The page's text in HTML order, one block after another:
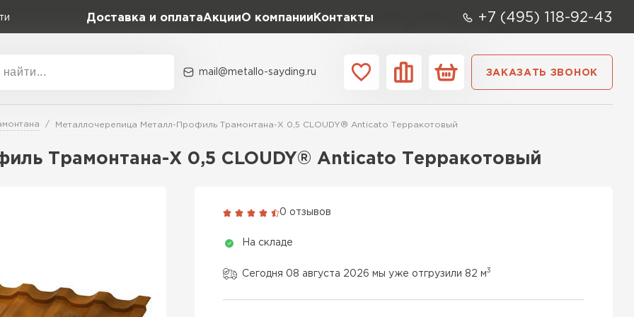
Доставка и оплатаАкцииО компании Контакты +7 (495) 118-92-43
Коллекция
Classic Grand Line
Монтеррей Grand Line
Доборные элементы
mail@metallo-sayding.ru ЗАКАЗАТЬ ЗВОНОК
Металлочерепица Металл-Профиль Трамонтана-X 0,5 CLOUDY® Anticato Терракотовый
Трамонтана-X 0,5 CLOUDY® Anticato Терракотовый
0 отзывов
На складе
Сегодня 08 августа 2026 мы уже отгрузили 82 м3